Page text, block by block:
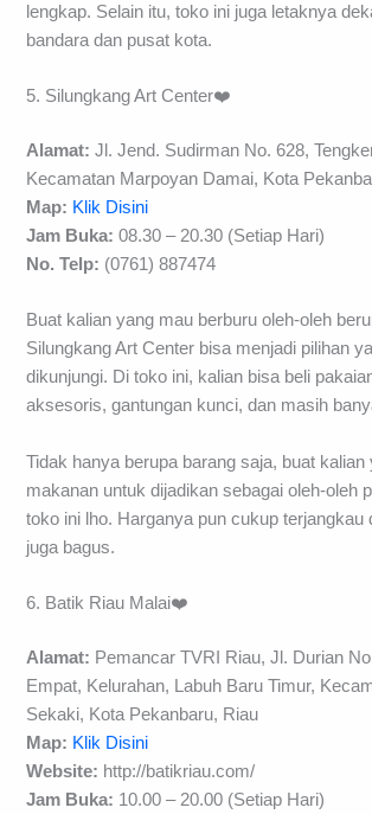
lengkap. Selain itu, toko ini juga letaknya
bandara dan pusat kota.
5. Silungkang Art Center❤️
Alamat:Jl. Jend. Sudirman No. 628,
Kecamatan Marpoyan Damai, Kota
Map: Klik Disini
Jam Buka:08.30 – 20.30 (Setiap Hari)
No. Telp: (0761) 887474
Buat kalian yang mau berburu oleh-oleh
Silungkang Art Center bisa menjadi pilihan
dikunjungi. Di toko ini, kalian bisa beli
aksesoris, gantungan kunci, dan masih
Tidak hanya berupa barang saja, buat kalian
makanan untuk dijadikan sebagai oleh-oleh
toko ini lho. Harganya pun cukup terjangkau
juga bagus.
6. Batik Riau Malai❤️
Alamat: Pemancar TVRI Riau, Jl. Durian
Empat, Kelurahan, Labuh Baru Timur,
Sekaki, Kota Pekanbaru, Riau
Map: Klik Disini
Website: http://batikriau.com/
Jam Buka: 10.00 – 20.00 (Setiap Hari)